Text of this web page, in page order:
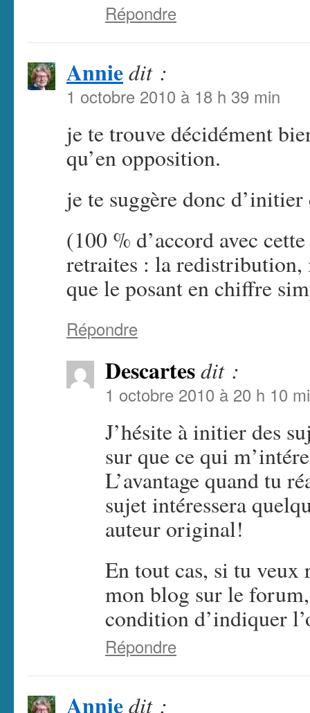
Répondre
Anniedit :
1 octobre 2010 à 18 h 39 min
je te trouve décidément
qu’en opposition.
je te suggère donc
(100 % d’accord avec
retraites : la
que le posant en chiffre
Répondre
Descartesdit :
1 octobre 2010 à 20 h 10
J’hésite à initier des
sur que ce qui
L’avantage quand tu
sujet intéressera
auteur original!
En tout cas, si tu veux
mon blog sur le
condition d’indiquer
Répondre
Anniedit :